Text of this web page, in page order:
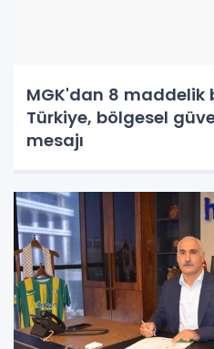
MGK'dan 8 maddelik
Türkiye, bölgesel
mesajı